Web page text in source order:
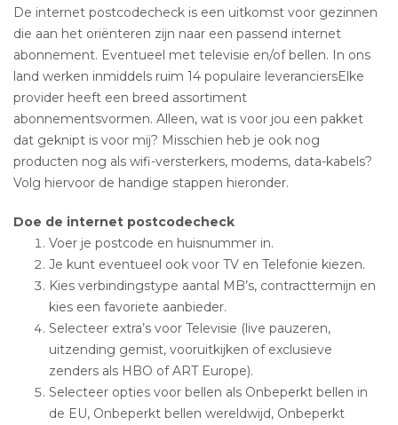
De internet postcodecheck is een uitkomst voor gezinnen
die aan het oriënteren zijn naar een passend internet
abonnement. Eventueel met televisie en/of bellen. In ons
land werken inmiddels ruim 14 populaire leveranciersElke
provider heeft een breed assortiment
abonnementsvormen. Alleen, wat is voor jou een pakket
dat geknipt is voor mij? Misschien heb je ook nog
producten nog als wifi-versterkers, modems, data-kabels?
Volg hiervoor de handige stappen hieronder.
Doe de internet postcodecheck
Voer je postcode en huisnummer in.
Je kunt eventueel ook voor TV en Telefonie kiezen.
Kies verbindingstype aantal MB’s, contracttermijn en
kies een favoriete aanbieder.
Selecteer extra’s voor Televisie (live pauzeren,
uitzending gemist, vooruitkijken of exclusieve
zenders als HBO of ART Europe).
Selecteer opties voor bellen als Onbeperkt bellen in
de EU, Onbeperkt bellen wereldwijd, Onbeperkt